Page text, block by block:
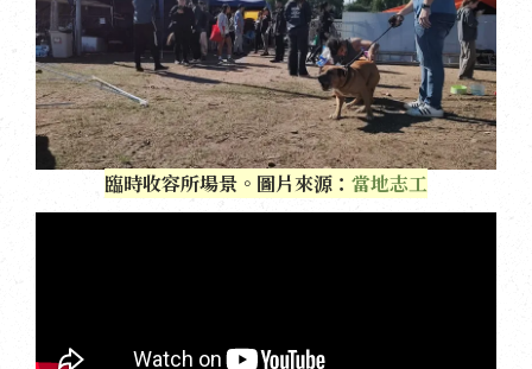
臨時收容所場景。圖片來源： 當地志工